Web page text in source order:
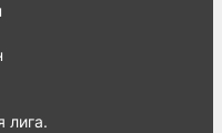
лига.